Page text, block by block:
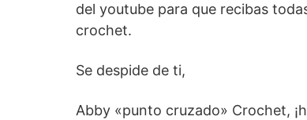
del youtube para que recibas
crochet.
Se despide de ti,
Abby «punto cruzado» Crochet,